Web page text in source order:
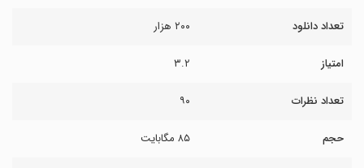
تعداد دانلود ۲۰۰ هزار
امتیاز ۳.۲
تعداد نظرات ۹۰
حجم ۸۵ مگابایت